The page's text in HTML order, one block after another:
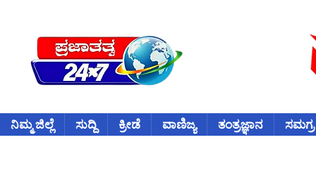
ನಿಮ್ಮ ಜಿಲ್ಲೆ ಸುದ್ದಿ ಕ್ರೀಡೆ ವಾಣಿಜ್ಯ ತಂತ್ರಜ್ಞಾನ